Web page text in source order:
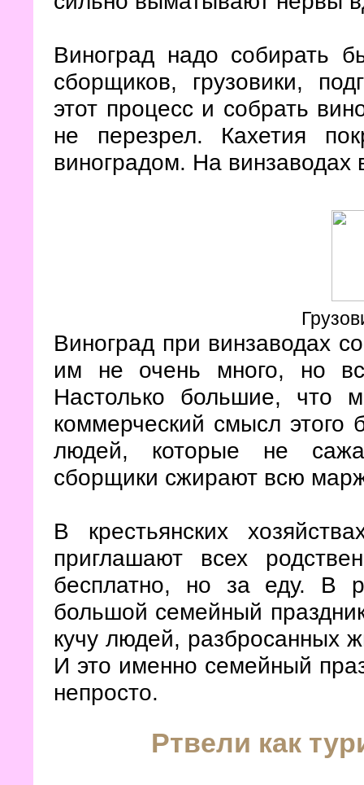
Виноград надо собирать
сборщиков, грузовики,
этот процесс и собрать
не перезрел. Кахетия
виноградом. На
Виноград при винзаводах
им не очень много, но
Настолько большие, что
коммерческий смысл этого
людей, которые не
сборщики сжирают всю
В крестьянских
приглашают всех
бесплатно, но за еду. В
большой семейный
кучу людей, разбросанных
И это именно семейный
непросто.
Ртвели как